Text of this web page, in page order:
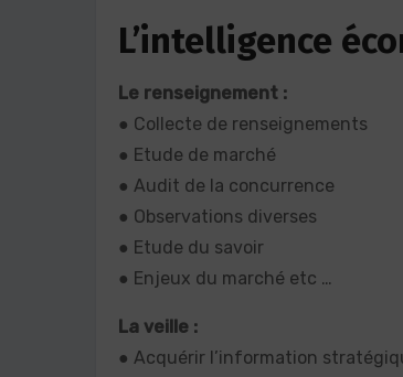
L’intelligence
Le renseignement :
● Collecte de renseignements
● Etude de marché
● Audit de la concurrence
● Observations diverses
● Etude du savoir
● Enjeux du marché etc …
La veille :
● Acquérir l’information